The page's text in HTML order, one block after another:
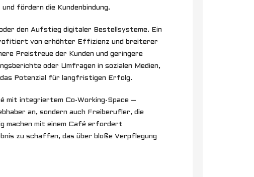
fördern die Kundenbindung.
den Aufstieg digitaler Bestellsysteme. Ein
von erhöhter Effizienz und breiterer
Preistreue der Kunden und geringere
oder Umfragen in sozialen Medien,
das Potenzial für langfristigen Erfolg.
mit integriertem Co-Working-Space –
an, sondern auch Freiberufler, die
machen mit einem Café erfordert
zu schaffen, das über bloße Verpflegung